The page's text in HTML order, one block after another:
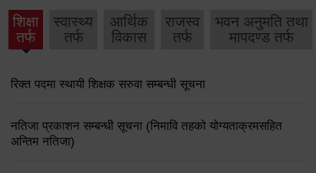
शिक्षा
तर्फ
स्वास्थ्य
तर्फ
आर्थिक
विकास
राजस्व
तर्फ
भवन अनुमति तथा
मापदण्ड तर्फ
रिक्त पदमा स्थायी शिक्षक सरुवा सम्बन्धी सूचना
नतिजा प्रकाशन सम्बन्धी सूचना (निमावि तहको योग्यताक्रमसहित
अन्तिम नतिजा)